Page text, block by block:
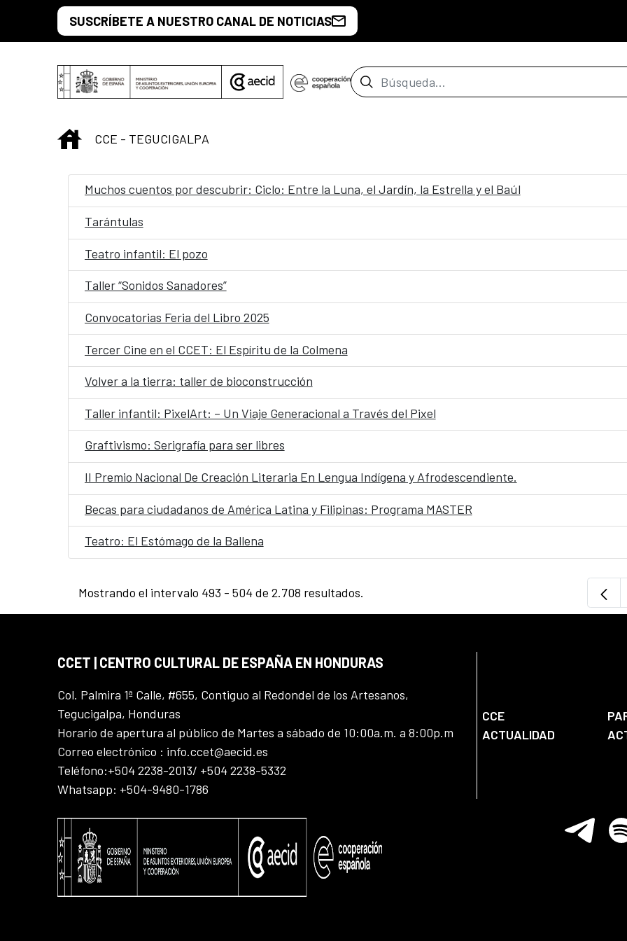
Saltar al contenido principal
SUSCRÍBETE A NUESTRO CANAL DE NOTICIAS
Barra de búsqueda
INICIO
CCE - TEGUCIGALPA
Muchos cuentos por descubrir: Ciclo: Entre la Luna, el Jardín, la Estrella y el Baúl
Tarántulas
Teatro infantil: El pozo
Taller “Sonidos Sanadores”
Convocatorias Feria del Libro 2025
Tercer Cine en el CCET: El Espíritu de la Colmena
Volver a la tierra: taller de bioconstrucción
Taller infantil: PixelArt: – Un Viaje Generacional a Través del Pixel
Graftivismo: Serigrafía para ser libres
II Premio Nacional De Creación Literaria En Lengua Indígena y Afrodescendiente.
Becas para ciudadanos de América Latina y Filipinas: Programa MASTER
Teatro: El Estómago de la Ballena
Mostrando el intervalo 493 - 504 de 2.708 resultados.
CCET | CENTRO CULTURAL DE ESPAÑA EN HONDURAS
Col. Palmira 1ª Calle, #655, Contiguo al Redondel de los Artesanos,
Tegucigalpa, Honduras
Horario de apertura al público de Martes a sábado de 10:00a.m. a 8:00p.m
Correo electrónico : info.ccet@aecid.es
Teléfono:+504 2238-2013/ +504 2238-5332
Whatsapp: +504-9480-1786
CCE
ACTUALIDAD
Telegram